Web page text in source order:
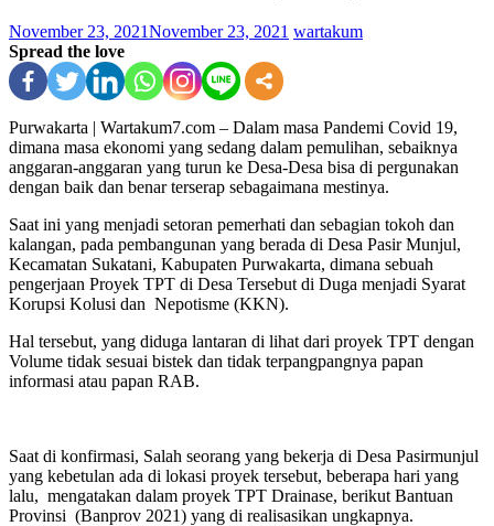
November 23, 2021November 23, 2021 wartakum
Spread the love
Purwakarta | Wartakum7.com – Dalam masa Pandemi Covid 19,
dimana masa ekonomi yang sedang dalam pemulihan, sebaiknya
anggaran-anggaran yang turun ke Desa-Desa bisa di pergunakan
dengan baik dan benar terserap sebagaimana mestinya.
Saat ini yang menjadi setoran pemerhati dan sebagian tokoh dan
kalangan, pada pembangunan yang berada di Desa Pasir Munjul,
Kecamatan Sukatani, Kabupaten Purwakarta, dimana sebuah
pengerjaan Proyek TPT di Desa Tersebut di Duga menjadi Syarat
Korupsi Kolusi dan Nepotisme (KKN).
Hal tersebut, yang diduga lantaran di lihat dari proyek TPT dengan
Volume tidak sesuai bistek dan tidak terpangpangnya papan
informasi atau papan RAB.
Saat di konfirmasi, Salah seorang yang bekerja di Desa Pasirmunjul
yang kebetulan ada di lokasi proyek tersebut, beberapa hari yang
lalu, mengatakan dalam proyek TPT Drainase, berikut Bantuan
Provinsi (Banprov 2021) yang di realisasikan ungkapnya.